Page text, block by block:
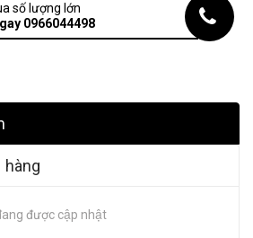
số lượng lớn
0966044498
hàng
được cập nhật